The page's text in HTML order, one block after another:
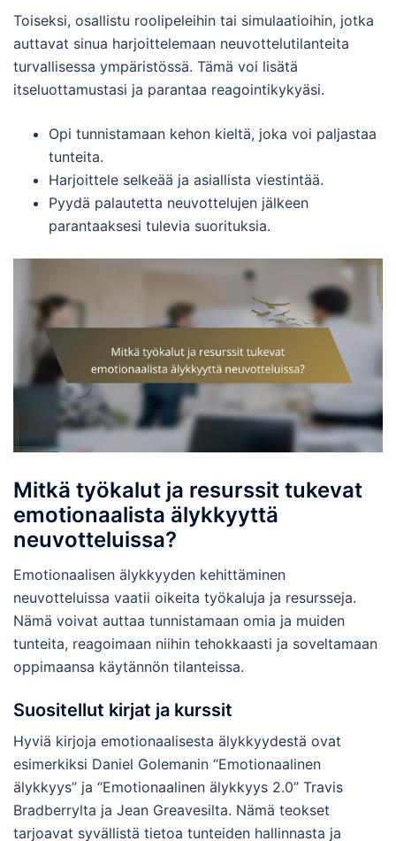
Toiseksi, osallistu roolipeleihin tai simulaatioihin, jotka
auttavat sinua harjoittelemaan neuvottelutilanteita
turvallisessa ympäristössä. Tämä voi lisätä
itseluottamustasi ja parantaa reagointikykyäsi.
Opi tunnistamaan kehon kieltä, joka voi paljastaa
tunteita.
Harjoittele selkeää ja asiallista viestintää.
Pyydä palautetta neuvottelujen jälkeen
parantaaksesi tulevia suorituksia.
Mitkä työkalut ja resurssit tukevat
emotionaalista älykkyyttä
neuvotteluissa?
Emotionaalisen älykkyyden kehittäminen
neuvotteluissa vaatii oikeita työkaluja ja resursseja.
Nämä voivat auttaa tunnistamaan omia ja muiden
tunteita, reagoimaan niihin tehokkaasti ja soveltamaan
oppimaansa käytännön tilanteissa.
Suositellut kirjat ja kurssit
Hyviä kirjoja emotionaalisesta älykkyydestä ovat
esimerkiksi Daniel Golemanin “Emotionaalinen
älykkyys” ja “Emotionaalinen älykkyys 2.0” Travis
Bradberrylta ja Jean Greavesilta. Nämä teokset
tarjoavat syvällistä tietoa tunteiden hallinnasta ja